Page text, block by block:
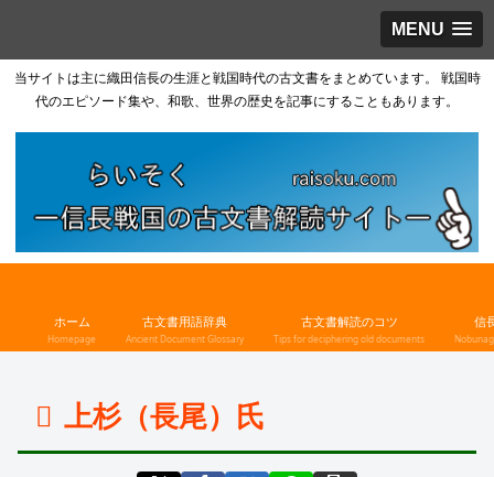
MENU
当サイトは主に織田信長の生涯と戦国時代の古文書をまとめています。 戦国時
代のエピソード集や、和歌、世界の歴史を記事にすることもあります。
ホーム
Homepage
古文書用語辞典
Ancient Document Glossary
古文書解読のコツ
Tips for deciphering old documents
信
上杉（長尾）氏